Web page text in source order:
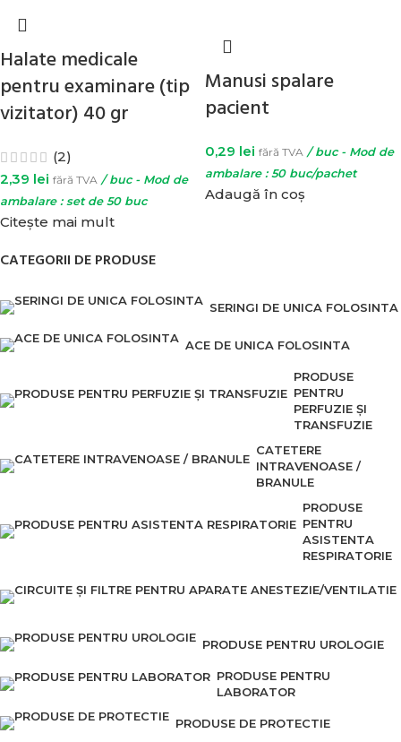
CATEGORII DE PRODUSE
SERINGI DE UNICA FOLOSINTA
ACE DE UNICA FOLOSINTA
PRODUSE
PENTRU
PERFUZIE ȘI
TRANSFUZIE
CATETERE
INTRAVENOASE /
BRANULE
PRODUSE
PENTRU
ASISTENTA
RESPIRATORIE
PRODUSE PENTRU UROLOGIE
PRODUSE PENTRU
LABORATOR
PRODUSE DE PROTECTIE
Halate medicale
pentru examinare (tip
vizitator) 40 gr
(2)
2,39 lei fără TVA / buc - Mod de
ambalare : set de 50 buc
Citește mai mult
Manusi spalare
pacient
0,29 lei fără TVA / buc - Mod de
ambalare : 50 buc/pachet
Adaugă în coș